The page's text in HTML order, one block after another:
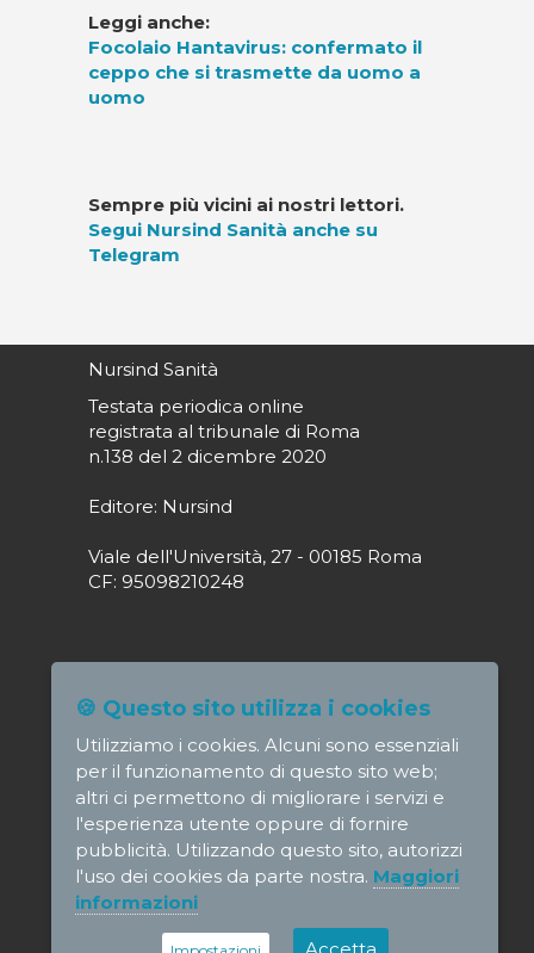
Leggi anche:
Focolaio Hantavirus: confermato il
ceppo che si trasmette da uomo a
uomo
Sempre più vicini ai nostri lettori.
Segui Nursind Sanità anche su
Telegram
Nursind Sanità
Testata periodica online
registrata al tribunale di Roma
n.138 del 2 dicembre 2020
Editore: Nursind
Viale dell'Università, 27 - 00185 Roma
CF: 95098210248
Direttore responsabile: Paola Alagia
direttore@nursindsanita.it
Redazione: redazione@nursindsanita.it
© NursindSanita - e-mail:
direttore@nursindsanita.it
-Disclaimer Credits
🍪 Questo sito utilizza i cookies
Utilizziamo i cookies. Alcuni sono essenziali
per il funzionamento di questo sito web;
altri ci permettono di migliorare i servizi e
l'esperienza utente oppure di fornire
pubblicità. Utilizzando questo sito, autorizzi
l'uso dei cookies da parte nostra. Maggiori
informazioni